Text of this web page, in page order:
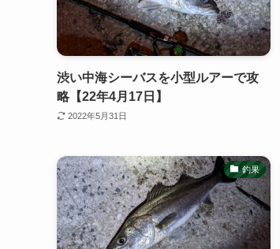
渋い中海シーバスを小型ルアーで攻
略【22年4月17日】
2022年5月31日
釣果